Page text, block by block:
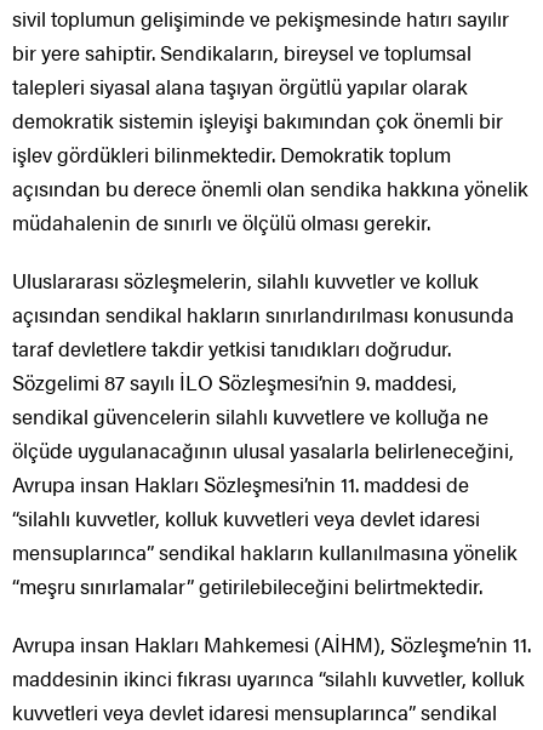
sivil toplumun gelişiminde ve pekişmesinde hatırı sayılır
bir yere sahiptir. Sendikaların, bireysel ve toplumsal
talepleri siyasal alana taşıyan örgütlü yapılar olarak
demokratik sistemin işleyişi bakımından çok önemli bir
işlev gördükleri bilinmektedir. Demokratik toplum
açısından bu derece önemli olan sendika hakkına yönelik
müdahalenin de sınırlı ve ölçülü olması gerekir.
Uluslararası sözleşmelerin, silahlı kuvvetler ve kolluk
açısından sendikal hakların sınırlandırılması konusunda
taraf devletlere takdir yetkisi tanıdıkları doğrudur.
Sözgelimi 87 sayılı İLO Sözleşmesi’nin 9. maddesi,
sendikal güvencelerin silahlı kuvvetlere ve kolluğa ne
ölçüde uygulanacağının ulusal yasalarla belirleneceğini,
Avrupa insan Hakları Sözleşmesi’nin 11. maddesi de
“silahlı kuvvetler, kolluk kuvvetleri veya devlet idaresi
mensuplarınca” sendikal hakların kullanılmasına yönelik
“meşru sınırlamalar” getirilebileceğini belirtmektedir.
Avrupa insan Hakları Mahkemesi (AİHM), Sözleşme’nin 11.
maddesinin ikinci fıkrası uyarınca “silahlı kuvvetler, kolluk
kuvvetleri veya devlet idaresi mensuplarınca” sendikal